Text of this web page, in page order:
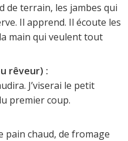
de terrain, les jambes qui
Il apprend. Il écoute les
main qui veulent tout
rêveur) :
J’viserai le petit
premier coup.
pain chaud, de fromage